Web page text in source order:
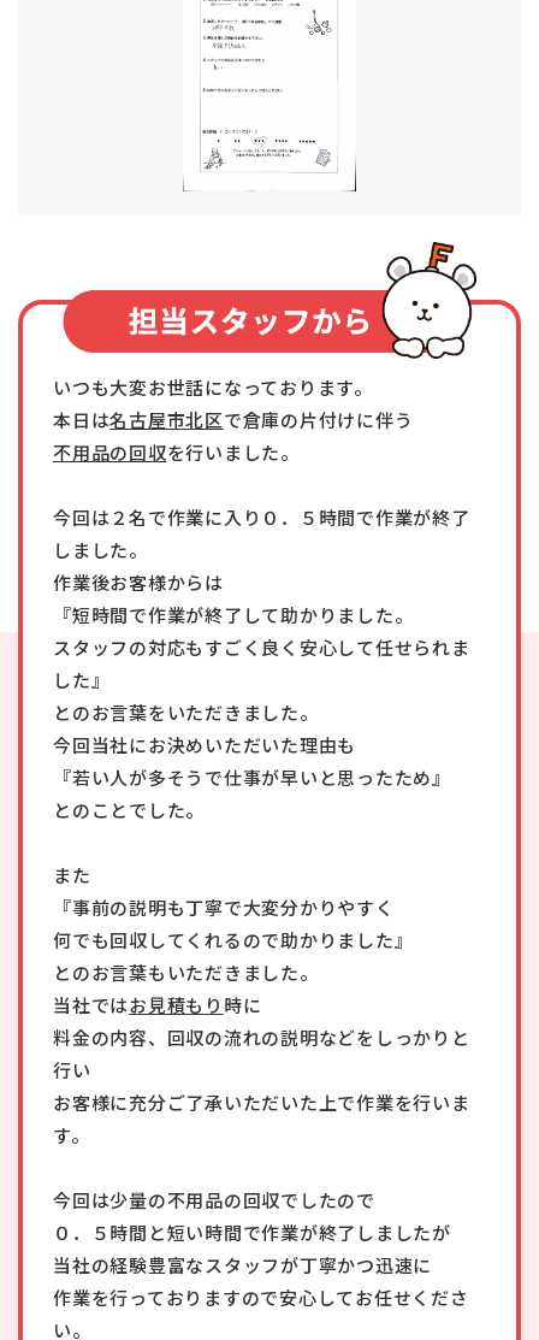
いつも大変お世話になっております。
本日は名古屋市北区で倉庫の片付けに伴う
不用品の回収を行いました。
今回は２名で作業に入り０．５時間で作業が終了
しました。
作業後お客様からは
『短時間で作業が終了して助かりました。
スタッフの対応もすごく良く安心して任せられま
した』
とのお言葉をいただきました。
今回当社にお決めいただいた理由も
『若い人が多そうで仕事が早いと思ったため』
とのことでした。
また
『事前の説明も丁寧で大変分かりやすく
何でも回収してくれるので助かりました』
とのお言葉もいただきました。
当社ではお見積もり 時に
料金の内容、回収の流れの説明などをしっかりと
行い
お客様に充分ご了承いただいた上で作業を行いま
す。
今回は少量の不用品の回収でしたので
０．５時間と短い時間で作業が終了しましたが
当社の経験豊富なスタッフが丁寧かつ迅速に
作業を行っておりますので安心してお任せくださ
い。